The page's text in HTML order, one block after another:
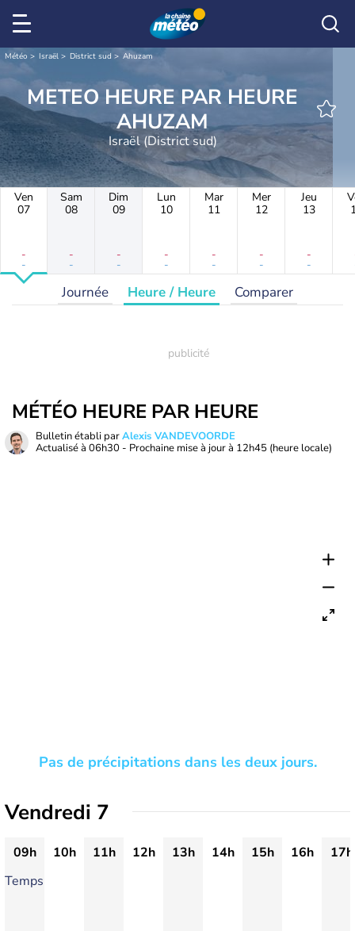
Météo Israël District sud Ahuzam
METEO HEURE PAR HEURE
AHUZAM
Israël (District sud)
Ven
07
-
-
Sam
08
-
-
Dim
09
-
-
Lun
10
-
-
Mar
11
-
-
Mer
12
-
-
Jeu
13
-
-
Journée Heure / Heure Comparer
MÉTÉO HEURE PAR HEURE
Bulletin établi parAlexis VANDEVOORDE
Actualisé à 06h30 - Prochaine mise à jour à 12h45 (heure locale)
Pas de précipitations dans les deux jours.
Vendredi 7
09h 10h 11h 12h 13h 14h 15h 16h
17h
Temps